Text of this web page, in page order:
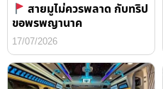
สายมูไม่ควรพลาด กับทริป
ขอพรพญานาค
17/07/2026